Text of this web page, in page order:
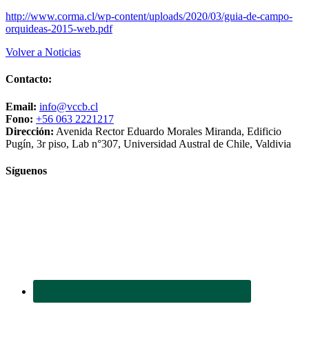
http://www.corma.cl/wp-content/uploads/2020/03/guia-de-campo-
orquideas-2015-web.pdf
Volver a Noticias
Contacto:
Email: info@vccb.cl
Fono: +56 063 2221217
Dirección: Avenida Rector Eduardo Morales Miranda, Edificio
Pugín, 3r piso, Lab n°307, Universidad Austral de Chile, Valdivia
Síguenos